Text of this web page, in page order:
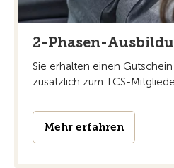
2-Phasen-
Sie erhalten einen
zusätzlich zum TCS-
Mehr erfahren